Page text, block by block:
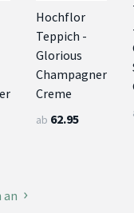
Hochflor
Teppich -
Glorious
Champagner
Creme
ab 62.95
an